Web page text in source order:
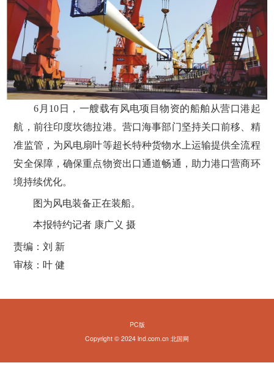
6月10日，一艘载有风电项目物资的船舶从营口港起
航，前往印度坎德拉港。营口海事部门坚持关口前移、精
准监管，为风电扇叶等超长特种货物水上运输提供全流程
安全保障，确保重点物资出口通道畅通，助力港口营商环
境持续优化。
图为风电装备正在装船。
本报特约记者 康广义 摄
责编：刘 新
审核：叶 健
PC版
Copyright © 2024 lnd.com.cn 北国网